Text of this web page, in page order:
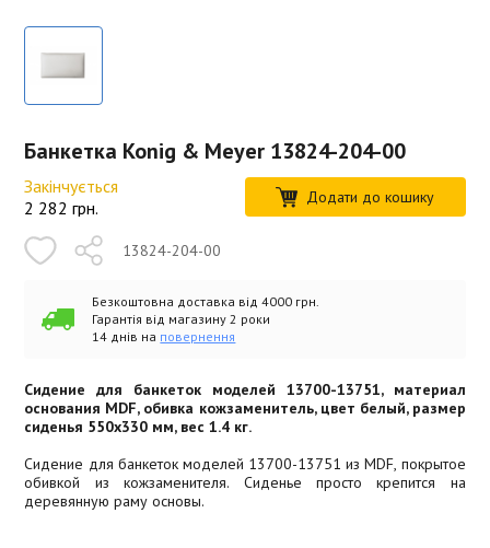
Банкетка Konig & Meyer 13824-204-00
Закінчується
2 282 грн. Додати до кошику
13824-204-00
Безкоштовна доставка від 4000 грн.
Гарантія від магазину 2 роки
14 днів на повернення
Сидение для банкеток моделей 13700-13751, материал
основания MDF, обивка кожзаменитель, цвет белый, размер
сиденья 550x330 мм, вес 1.4 кг.
Сидение для банкеток моделей 13700-13751 из MDF, покрытое
обивкой из кожзаменителя. Сиденье просто крепится на
деревянную раму основы.